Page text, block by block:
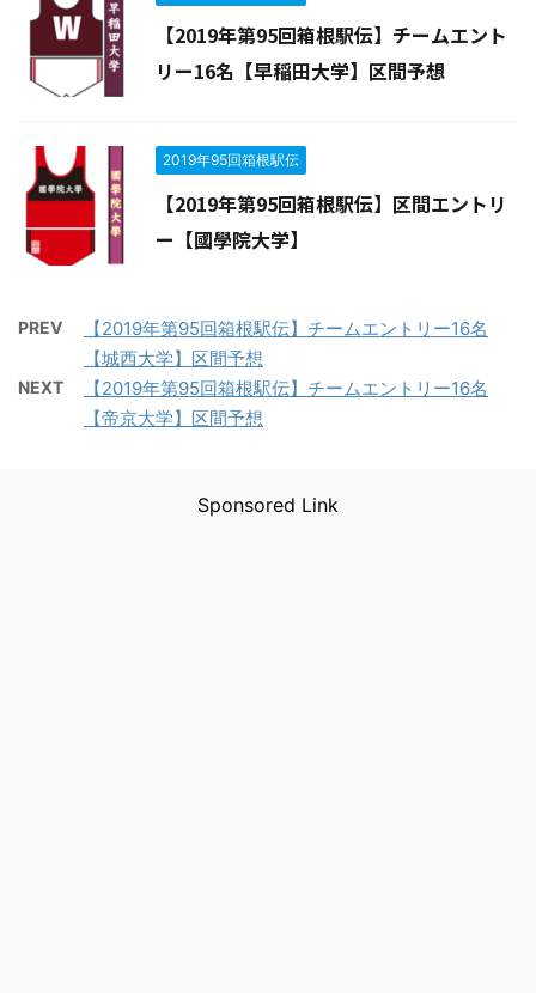
【2019年第95回箱根駅伝】チームエント
リー16名【早稲田大学】区間予想
2019年95回箱根駅伝
【2019年第95回箱根駅伝】区間エントリ
ー【國學院大学】
PREV
【2019年第95回箱根駅伝】チームエントリー16名
【城西大学】区間予想
NEXT
【2019年第95回箱根駅伝】チームエントリー16名
【帝京大学】区間予想
Sponsored Link